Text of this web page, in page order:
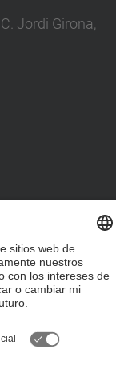
Jordi Girona,
de Caminos,